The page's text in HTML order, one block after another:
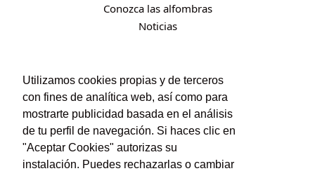
Conozca las alfombras
Noticias
Contacto
Política de privacidad
Política de cookies
Condiciones de uso y contratación
Utilizamos cookies propias y de terceros
con fines de analítica web, así como para
mostrarte publicidad basada en el análisis
de tu perfil de navegación. Si haces clic en
"Aceptar Cookies" autorizas su
instalación. Puedes rechazarlas o cambiar